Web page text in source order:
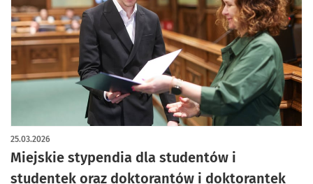
Miejskie stypendia dla studentów i
studentek oraz doktorantów i doktorantek
25.03.2026
artykuł z galerią zdjęć